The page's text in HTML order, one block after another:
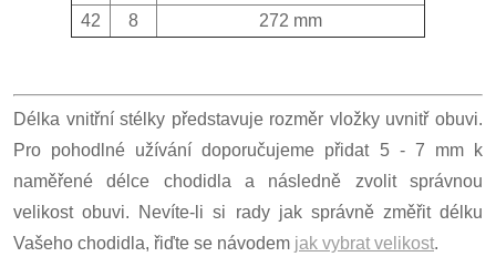
42
8 272 mm
Délka vnitřní stélky představuje rozměr vložky uvnitř obuvi.
Pro pohodlné užívání doporučujeme přidat 5 - 7 mm k
naměřené délce chodidla a následně zvolit správnou
velikost obuvi. Nevíte-li si rady jak správně změřit délku
Vašeho chodidla, řiďte se návodem jak vybrat velikost.